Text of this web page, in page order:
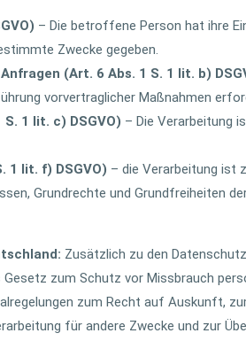
– Die betroffene Person hat ihre
Zwecke gegeben.
(Art. 6 Abs. 1 S. 1 lit. b)
vorvertraglicher Maßnahmen
1 lit. c) DSGVO) – Die Verarbeitung
1 lit. f) DSGVO) – die Verarbeitung ist
Grundrechte und Grundfreiheiten
Zusätzlich zu den
zum Schutz vor Missbrauch
zum Recht auf Auskunft,
für andere Zwecke und zur